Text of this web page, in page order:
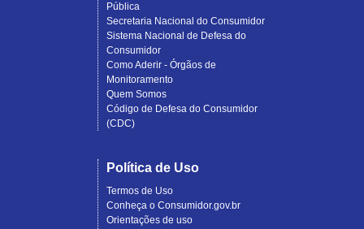
Pública
Secretaria Nacional do Consumidor
Sistema Nacional de Defesa do
Consumidor
Como Aderir - Órgãos de
Monitoramento
Quem Somos
Código de Defesa do Consumidor
(CDC)
Política de Uso
Termos de Uso
Conheça o Consumidor.gov.br
Orientações de uso